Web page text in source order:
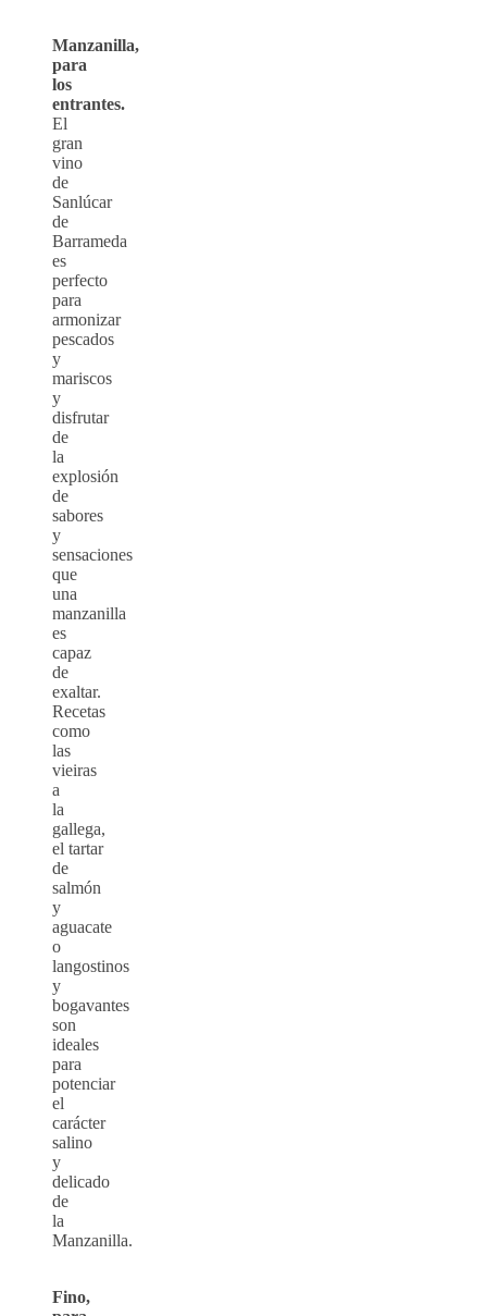
Manzanilla,
para
los
entrantes.
El
gran
vino
de
Sanlúcar
de
Barrameda
es
perfecto
para
armonizar
pescados
y
mariscos
y
disfrutar
de
la
explosión
de
sabores
y
sensaciones
que
una
manzanilla
es
capaz
de
exaltar.
Recetas
como
las
vieiras
a
la
gallega,
el tartar
de
salmón
y
aguacate
o
langostinos
y
bogavantes
son
ideales
para
potenciar
el
carácter
salino
y
delicado
de
la
Manzanilla.
Fino,